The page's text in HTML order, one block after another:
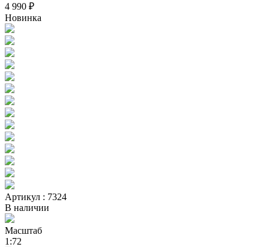
4 990 ₽
Новинка
Артикул : 7324
В наличии
Масштаб
1:72